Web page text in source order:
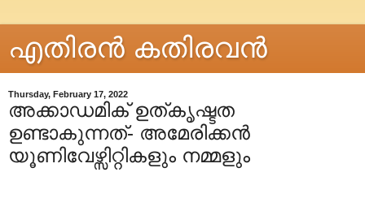
എതിരന്‍ കതിരവന്‍
Thursday, February 17, 2022
അക്കാഡമിക് ഉത്കൃഷ്ടത
ഉണ്ടാകുന്നത്- അമേരിക്കൻ
യൂണിവേഴ്സിറ്റികളും നമ്മളും